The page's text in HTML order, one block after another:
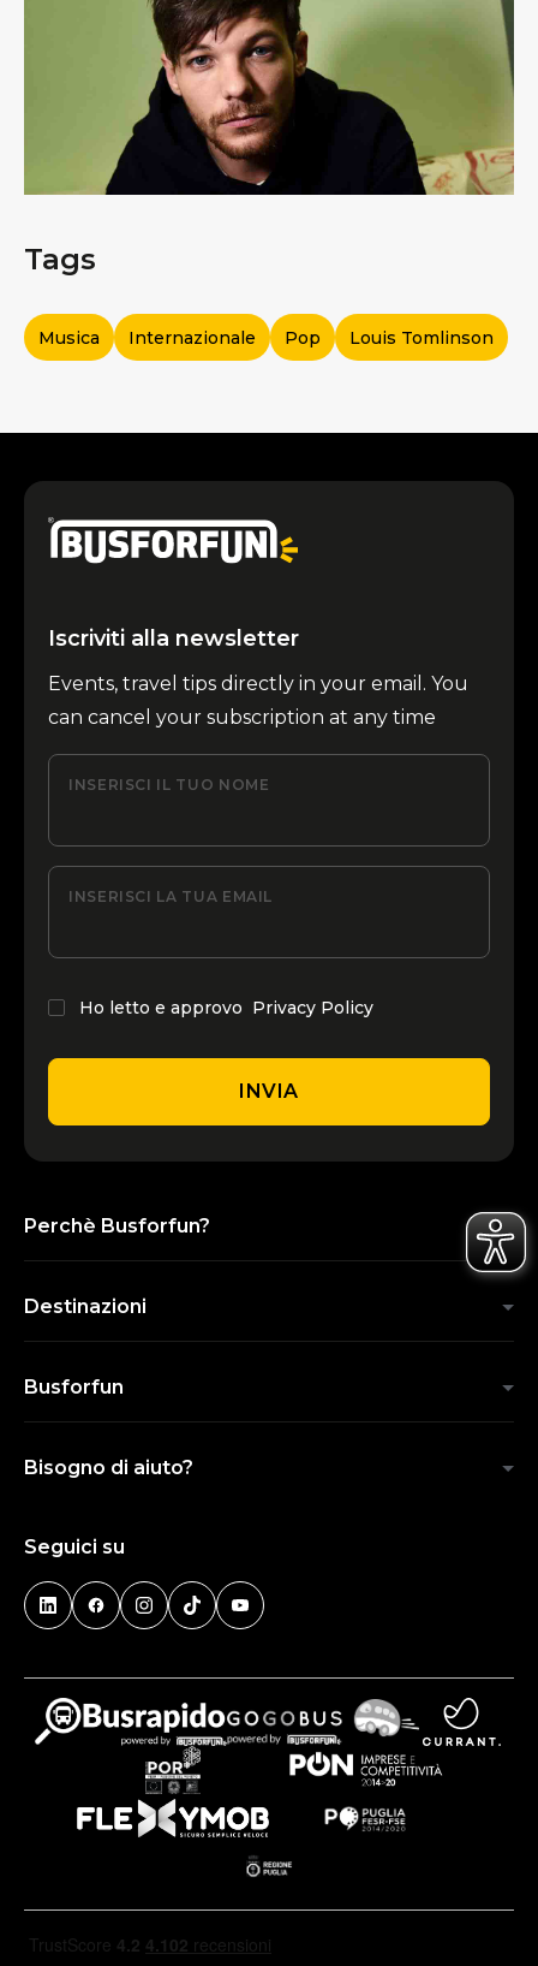
Tags
Musica Internazionale Pop Louis Tomlinson
Iscriviti alla newsletter
Events, travel tips directly in your email. You
can cancel your subscription at any time
INSERISCI IL TUO NOME
INSERISCI LA TUA EMAIL
Ho letto e approvo Privacy Policy
INVIA
Perchè Busforfun?
Destinazioni
Busforfun
Bisogno di aiuto?
Seguici su